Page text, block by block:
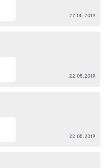
22.05.2019
22.05.2019
22.05.2019